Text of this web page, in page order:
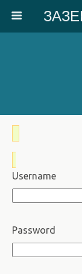
Username
Password